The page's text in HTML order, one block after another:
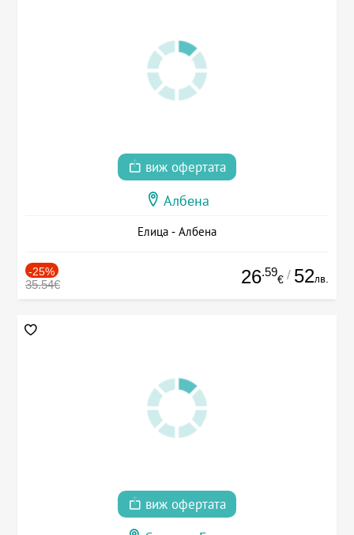
виж офертата
Албена
Елица - Албена
-25%
35.54€ 26.59
€ / 52лв.
виж офертата